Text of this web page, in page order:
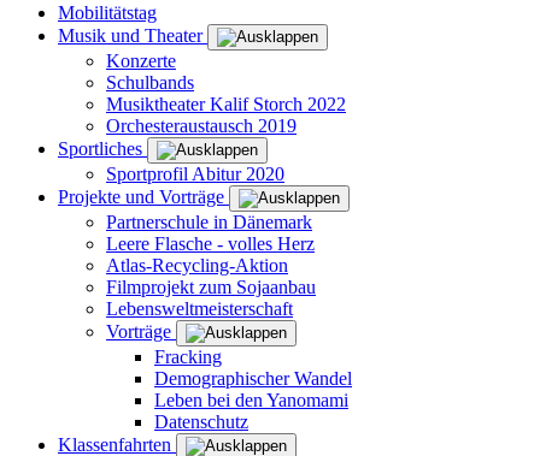
Mobilitätstag
Musik und Theater
Konzerte
Schulbands
Musiktheater Kalif Storch 2022
Orchesteraustausch 2019
Sportliches
Sportprofil Abitur 2020
Projekte und Vorträge
Partnerschule in Dänemark
Leere Flasche - volles Herz
Atlas-Recycling-Aktion
Filmprojekt zum Sojaanbau
Lebensweltmeisterschaft
Vorträge
Fracking
Demographischer Wandel
Leben bei den Yanomami
Datenschutz
Klassenfahrten